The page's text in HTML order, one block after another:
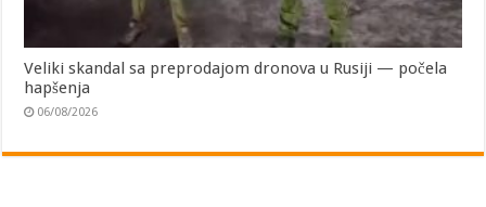
Veliki skandal sa preprodajom dronova u Rusiji — počela
hapšenja
06/08/2026